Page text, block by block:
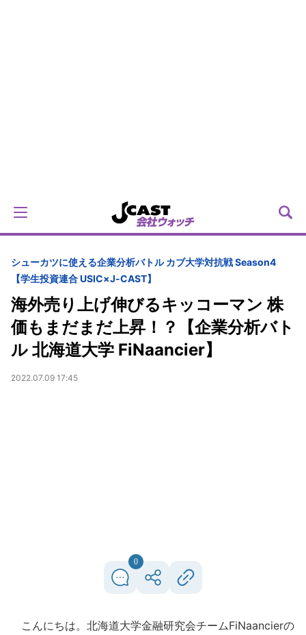
シューカツに使える企業分析バトル カブ大学対抗戦 Season4
【学生投資連合 USIC×J-CAST】
海外売り上げ伸びるキッコーマン 株
価もまだまだ上昇！？【企業分析バト
ル 北海道大学 FiNaancier】
2022.07.09 17:45
0
こんにちは。北海道大学金融研究会チームFiNaancierの